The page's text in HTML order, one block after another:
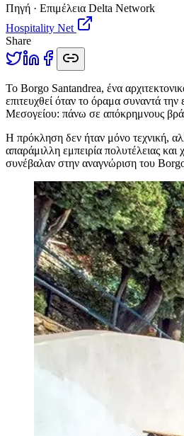
Πηγή · Επιμέλεια Delta Network
Hospitality Net
Share
Το Borgo Santandrea, ένα
επιτευχθεί όταν το όραμα συναντά
Μεσογείου: πάνω σε απόκρημνους
Η πρόκληση δεν ήταν μόνο τεχνική,
απαράμιλλη εμπειρία πολυτέλειας
συνέβαλαν στην αναγνώριση του